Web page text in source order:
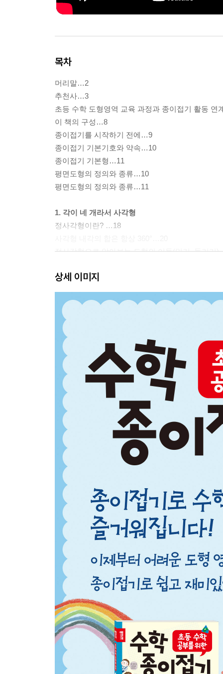
목차
머리말…2
추천사…3
초등 수학 도형영역 교육 과정과 종이접기 활동 연
이 책의 구성…8
종이접기를 시작하기 전에…9
종이접기 기본기호와 약속…10
종이접기 기본형…11
평면도형의 정의와 종류…10
평면도형의 정의와 종류…11
1. 각이 네 개라서 사각형
정사각형이란? …18
정사각형으로 알아보는 도형의 이동(밀기, 돌리기
정사각형 변의 길이 나누기…25
정사각형 전통문양 접기…27
정사각형을 사용하는 다양한 퍼즐-폴리오미노…28
펜토미노 조각 접기…29
펜토미노 퍼즐 게임을 위한 12가지 조각 조립하기
정사각형의 일정한 변화…32
정사각형 변의 길이 재보기, 피타고라스 나무…33
직사각형이란? …34
A4 비율의 직사각형 만들기…35
직사각형 활용…36
A4 비율의 종이로 접은 메모꽂이…38
A4 비율의 종이로 접은 요정…40
평행사변형이란? …42
평행사변형으로 바람개비 접기·모빌 접기…43
마름모란? …44
사다리꼴이란? …46
사각형 타일…48
2. 각이 세 개라서 삼각형
삼각형이란? …52
이등변삼각형…53
도깨비 접기…54
직각이등변삼각형…55
직각이등변삼각형 접기를 이용한 요정·액자…56
직각이등변삼각형 접기를 이용한 왕관…57
정삼각형…58
정삼각형으로 코끼리·팽이 접기…59
정삼각형으로 프랙탈 알아보기…60
삼각형의 여러 가지 중심점…62
내심점과 외심점을 만날 수 있는 튤립 접기…63
삼각형의 무게중심…64
상세 이미지